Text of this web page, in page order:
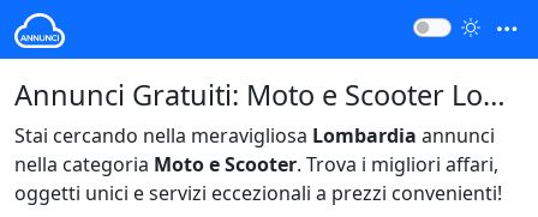
Annunci Gratuiti: Moto e Scooter Lombardia Italia
Stai cercando nella meravigliosa Lombardia annunci
nella categoria Moto e Scooter. Trova i migliori affari,
oggetti unici e servizi eccezionali a prezzi convenienti!